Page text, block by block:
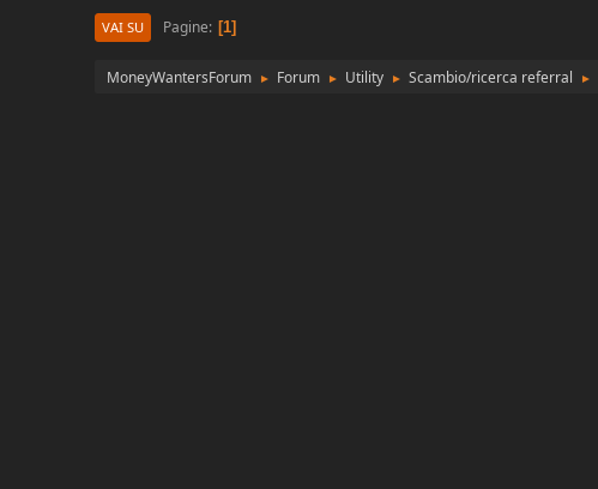
VAI SU Pagine 1
MoneyWantersForum ► Forum ► Utility ► Scambio/ricerca referral ►